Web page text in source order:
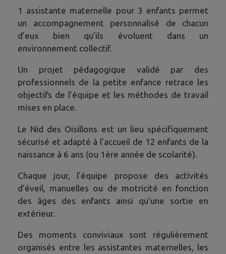
1 assistante maternelle pour 3 enfants permet
un accompagnement personnalisé de chacun
d’eux bien qu’ils évoluent dans un
environnement collectif.
Un projet pédagogique validé par des
professionnels de la petite enfance retrace les
objectifs de l’équipe et les méthodes de travail
mises en place.
Le Nid des Oisillons est un lieu spécifiquement
sécurisé et adapté à l’accueil de 12 enfants de la
naissance à 6 ans (ou 1ère année de scolarité).
Chaque jour, l’équipe propose des activités
d’éveil, manuelles ou de motricité en fonction
des âges des enfants ainsi qu’une sortie en
extérieur.
Des moments conviviaux sont régulièrement
organisés entre les assistantes maternelles, les